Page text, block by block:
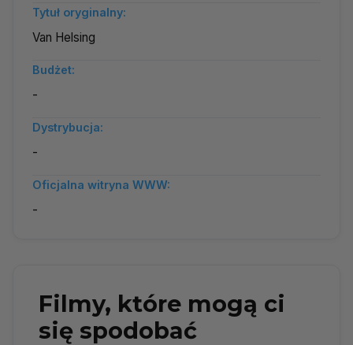
Tytuł oryginalny:
Van Helsing
Budżet:
-
Dystrybucja:
-
Oficjalna witryna WWW:
-
Filmy, które mogą ci
się spodobać